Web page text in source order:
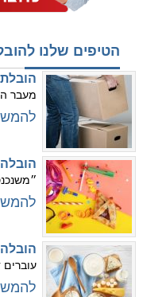
הטיפים שלנו
מעבר